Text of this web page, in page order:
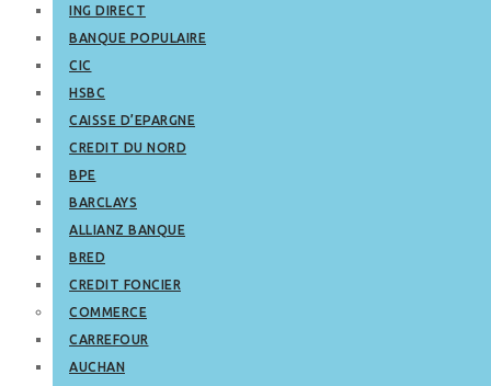
ING DIRECT
BANQUE POPULAIRE
CIC
HSBC
CAISSE D’EPARGNE
CREDIT DU NORD
BPE
BARCLAYS
ALLIANZ BANQUE
BRED
CREDIT FONCIER
COMMERCE
CARREFOUR
AUCHAN